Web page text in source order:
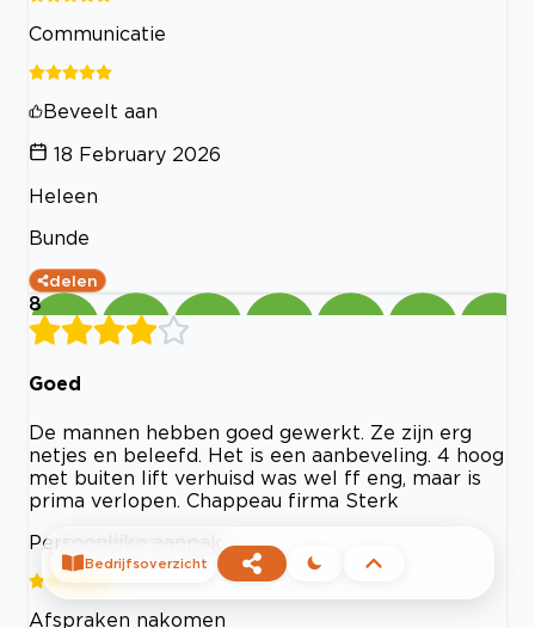
Communicatie
Beveelt aan
18 February 2026
Heleen
Bunde
delen
8
Goed
De mannen hebben goed gewerkt. Ze zijn erg
netjes en beleefd. Het is een aanbeveling. 4 hoog
met buiten lift verhuisd was wel ff eng, maar is
prima verlopen. Chappeau firma Sterk
Persoonlijke aanpak
Afspraken nakomen
Bedrijfsoverzicht